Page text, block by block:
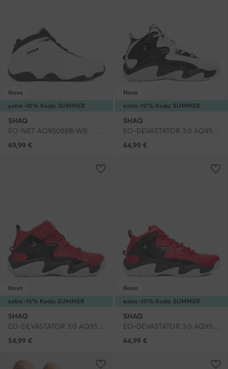
extra -10% Koda: SUMMER
Novo
SHAQ
EO-NET AQ95088B-WB · Čevlji za košarko
69,99 €
extra -10% Koda: SUMMER
Novo
SHAQ
EO-DEVASTATOR 3.0 AQ95078B-BW · Čevlji za košarko
64,99 €
extra -15% Koda: SUMMER
Novo
SHAQ
EO-DEVASTATOR 3.0 AQ95078Y-RZ · Čevlji za košarko
54,99 €
extra -10% Koda: SUMMER
Novo
SHAQ
EO-DEVASTATOR 3.0 AQ95078B-R · Čevlji za košarko
64,99 €